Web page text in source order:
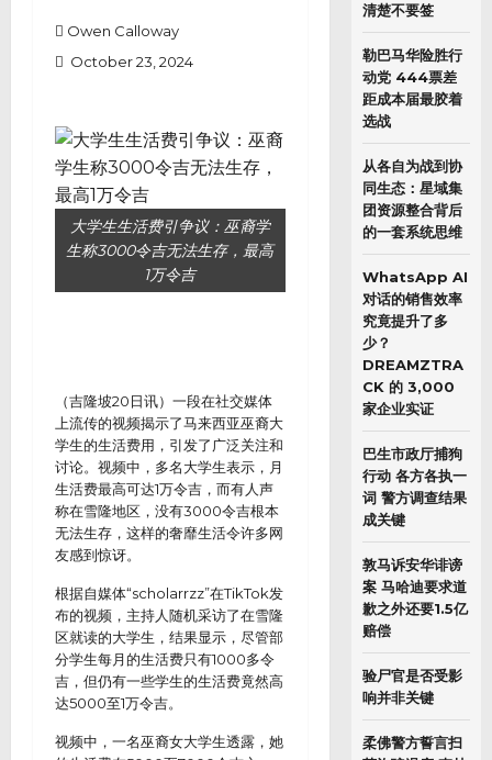
Owen Calloway
October 23, 2024
大学生生活费引争议：巫裔学
生称3000令吉无法生存，最高
1万令吉
（吉隆坡20日讯）一段在社交媒体
上流传的视频揭示了马来西亚巫裔大
学生的生活费用，引发了广泛关注和
讨论。视频中，多名大学生表示，月
生活费最高可达1万令吉，而有人声
称在雪隆地区，没有3000令吉根本
无法生存，这样的奢靡生活令许多网
友感到惊讶。
根据自媒体“scholarrzz”在TikTok发
布的视频，主持人随机采访了在雪隆
区就读的大学生，结果显示，尽管部
分学生每月的生活费只有1000多令
吉，但仍有一些学生的生活费竟然高
达5000至1万令吉。
视频中，一名巫裔女大学生透露，她
清楚不要签
勒巴马华险胜行
动党 444票差
距成本届最胶着
选战
从各自为战到协
同生态：星域集
团资源整合背后
的一套系统思维
WhatsApp AI
对话的销售效率
究竟提升了多
少？
DREAMZTRA
CK 的 3,000
家企业实证
巴生市政厅捕狗
行动 各方各执一
词 警方调查结果
成关键
敦马诉安华诽谤
案 马哈迪要求道
歉之外还要1.5亿
赔偿
验尸官是否受影
响并非关键
柔佛警方誓言扫